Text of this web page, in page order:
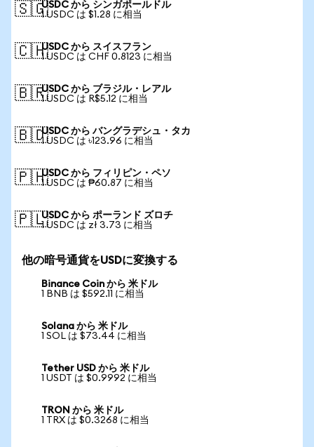
🇸🇬USDC から シンガポールドル
1 USDC は $1.28 に相当
🇨🇭USDC から スイスフラン
1 USDC は CHF 0.8123 に相当
🇧🇷USDC から ブラジル・レアル
1 USDC は R$5.12 に相当
🇧🇩USDC から バングラデシュ・タカ
1 USDC は ৳123.96 に相当
🇵🇭USDC から フィリピン・ペソ
1 USDC は ₱60.87 に相当
🇵🇱USDC から ポーランド ズロチ
1 USDC は zł 3.73 に相当
他の暗号通貨をUSDに変換する
Binance Coin から 米ドル
1 BNB は $592.11 に相当
Solana から 米ドル
1 SOL は $73.44 に相当
Tether USD から 米ドル
1 USDT は $0.9992 に相当
TRON から 米ドル
1 TRX は $0.3268 に相当